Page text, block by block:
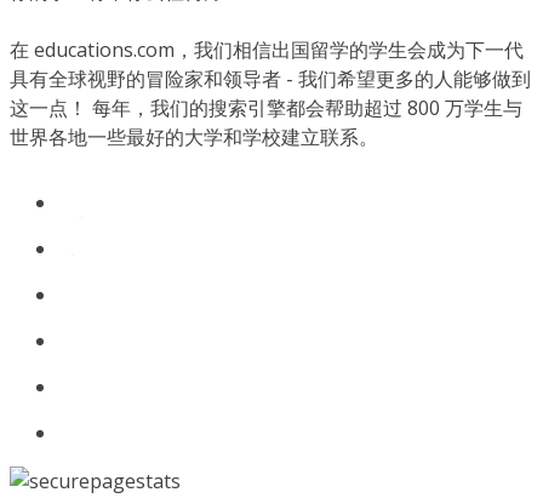
在 educations.com，我们相信出国留学的学生会成为下一代
具有全球视野的冒险家和领导者 - 我们希望更多的人能够做到
这一点！ 每年，我们的搜索引擎都会帮助超过 800 万学生与
世界各地一些最好的大学和学校建立联系。